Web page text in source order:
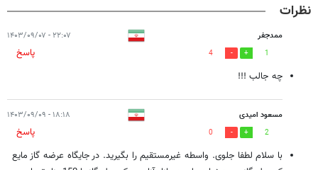
نظرات
ممدجفر ۲۲:۰۷ - ۱۴۰۳/۰۹/۰۷
1
4
پاسخ
چه جالب !!!
مسعود امیدی ۱۸:۱۸ - ۱۴۰۳/۰۹/۰۹
2
0
پاسخ
با سلام لطفا جلوی. واسطه غیرمستقیم را بگیرید. در جایگاه عرضه گاز مایع